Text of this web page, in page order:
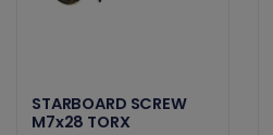
STARBOARD SCREW
M7x28 TORX